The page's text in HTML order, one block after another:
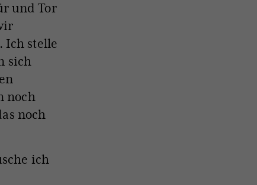
und Tor
Ich stelle
sich
noch
noch
ich